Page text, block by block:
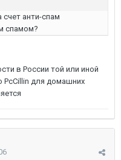
анти-спам
спамом?
в России той или иной
PcCillin для домашних